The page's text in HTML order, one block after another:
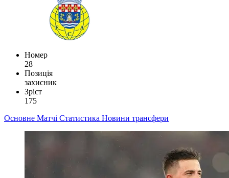
Номер
28
Позиція
захисник
Зріст
175
Основне Матчі Статистика Новини трансфери